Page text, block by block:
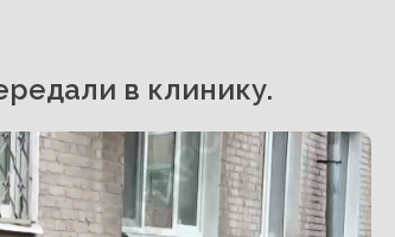
в клинику.